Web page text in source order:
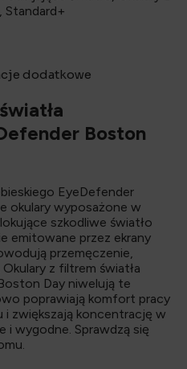
, Standard+
dodatkowe
Boston
EyeDefender
okulary wyposażone w
szkodliwe światło
emitowane przez ekrany
przemęczenie,
z filtrem światła
Day niwelują te
poprawiają komfort pracy
zwiększają koncentrację w
i wygodne. Sprawdzą się